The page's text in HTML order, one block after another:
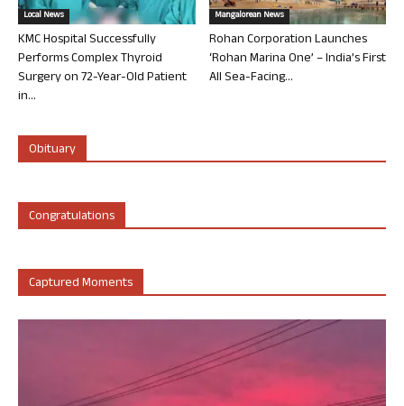
Local News
KMC Hospital Successfully
Performs Complex Thyroid
Surgery on 72-Year-Old Patient
in...
Mangalorean News
Rohan Corporation Launches
‘Rohan Marina One’ – India’s First
All Sea-Facing...
Obituary
Congratulations
Captured Moments